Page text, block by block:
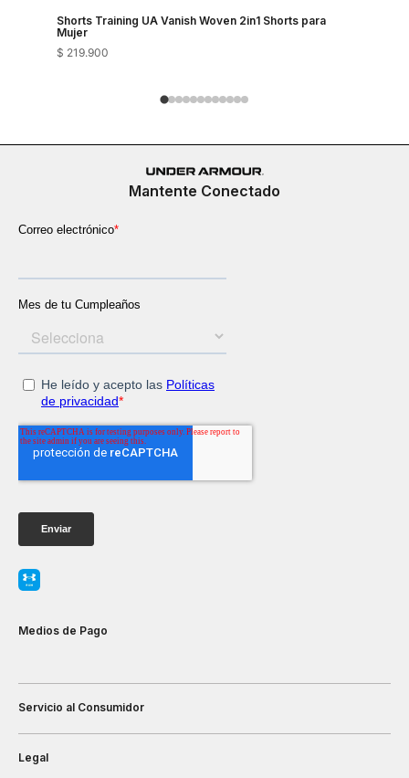
Shorts Training UA Vanish Woven 2in1 Shorts para
Mujer
$ 219.900
Mantente Conectado
Medios de Pago
Servicio al Consumidor
Legal